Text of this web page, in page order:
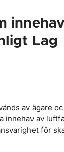
Lag
av ägare
innehav av
för